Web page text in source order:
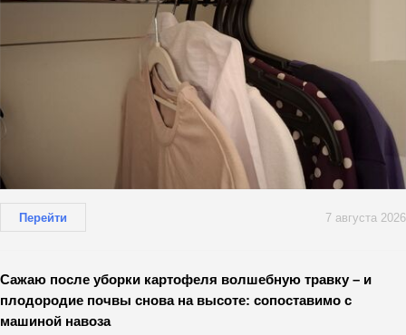
Перейти 7 августа 2026
Сажаю после уборки картофеля волшебную травку – и
плодородие почвы снова на высоте: сопоставимо с
машиной навоза